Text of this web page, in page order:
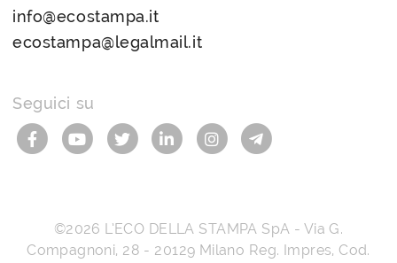
info@ecostampa.it
ecostampa@legalmail.it
Seguici su
©2026 L’ECO DELLA STAMPA SpA - Via G.
Compagnoni, 28 - 20129 Milano Reg. Impres, Cod.